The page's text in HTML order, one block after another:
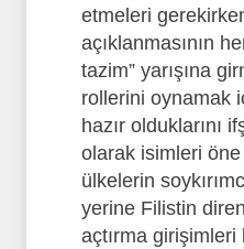
etmeleri
açıklanmasının
tazim” yarışına
rollerini oynamak
hazır olduklarını
olarak isimleri
ülkelerin
yerine Filistin
açtırma